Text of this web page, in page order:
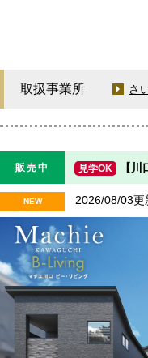
取扱事業所 さ
販売中 見学OK 【川
NEW 2026/08/03更